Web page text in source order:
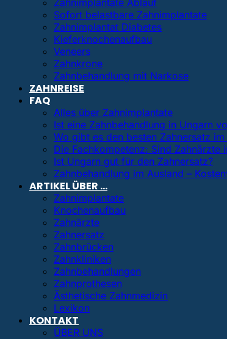
Sofort belastbare Zahnimplantate
Zahnimplantat Diabetes
Kieferknochenaufbau
Veneers
Zahnkrone
Zahnbehandlung mit Narkose
ZAHNREISE
FAQ
Alles über Zahnimplantate
Ist eine Zahnbehandlung in Ungarn
Wo gibt es den besten Zahnersatz im
Die Fachkompetenz: Sind Zahnärzte
Ist Ungarn gut für den Zahnersatz?
Zahnbehandlung im Ausland –
ARTIKEL ÜBER …
Zahnimplantate
Knochenaufbau
Zahnärzte
Zahnersatz
Zahnbrücken
Zahnkliniken
Zahnbehandlungen
Zahnprothesen
Ästhetische Zahnmedizin
Lexikon
KONTAKT
ÜBER UNS